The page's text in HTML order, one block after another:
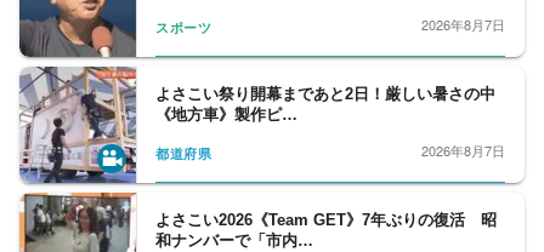
スポーツ 2026年8月7日
よさこい祭り開幕まであと2日！厳しい暑さの中
《地方車》製作ピ…
都道府県 2026年8月7日
よさこい2026《Team GET》7年ぶりの復活 昭
和ナンバーで「市内…